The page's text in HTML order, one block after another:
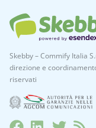
Skebby – Commify Italia
direzione e
riservati